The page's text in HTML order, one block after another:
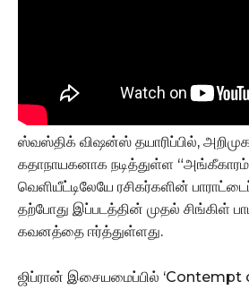
ஸ்வஸ்திக் விஷன்ஸ் தயாரிப்பில்,
கதாநாயகனாக நடித்துள்ள
வெளியீட்டிலேயே ரசிகர்களின்
தற்போது இப்படத்தின் முதல் சிங்கிள்
கவனத்தை ஈர்த்துள்ளது.
ஜிப்ரான் இசையமைப்பில் ‘Contempt